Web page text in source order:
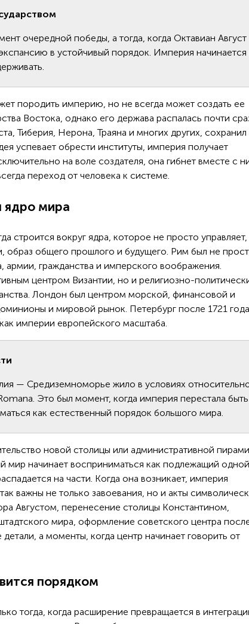
очередной победы, а тогда, когда Октавиан Август
в устойчивый порядок. Империя начинается
породить империю, но не всегда может создать ее
Востока, однако его держава распалась почти
Тиберия, Нерона, Траяна и многих других, сохранил
успевает обрести институты, империя получает
на воле создателя, она гибнет вместе с
переход от человека к системе.
ядро мира
строится вокруг ядра, которое не просто
образ общего прошлого и будущего. Рим был не
гражданства и имперского воображения.
центром Византии, но и религиозно-
Лондон был центром морской, финансовой и
и мировой рынок. Петербург после 1721 года
империи европейского масштаба.
— Средиземноморье жило в условиях
Это был момент, когда империя перестала быть
как естественный порядок большого мира.
новой столицы или административной
мир начинает восприниматься как подлежащий одной
на части. Когда она возникает, империя
важны не только завоевания, но и акты
Августом, перенесение столицы Константином,
мира, оформление советского центра
а моменты, когда центр начинает говорить от
порядком
тогда, когда расширение превращается в